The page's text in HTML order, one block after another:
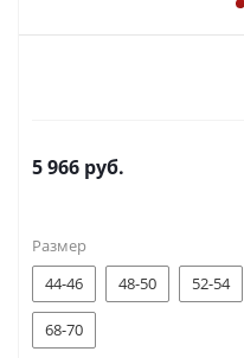
5 966 руб.
Размер
44-46
48-50 52-54
68-70